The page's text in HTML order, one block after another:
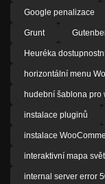
Google penalizace
Grunt
Heuréka
horizontální menu
hudební šablona pro
instalace pluginů
instalace
interaktivní mapa
internal server error